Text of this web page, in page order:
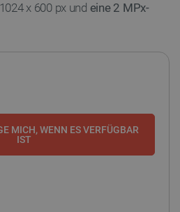
x 600 px und eine 2 MPx-
MICH, WENN ES VERFÜGBAR
IST